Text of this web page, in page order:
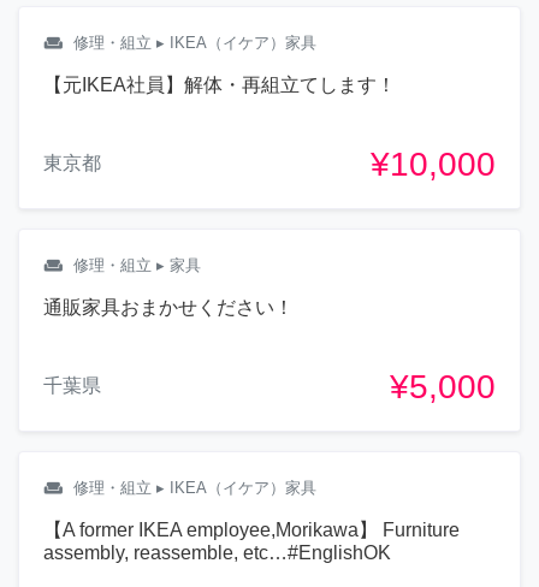
weekend 修理・組立 ▸ IKEA（イケア）家具
【元IKEA社員】解体・再組立てします！
東京都 ¥10,000
weekend 修理・組立 ▸ 家具
通販家具おまかせください！
千葉県 ¥5,000
weekend 修理・組立 ▸ IKEA（イケア）家具
【A former IKEA employee,Morikawa】 Furniture
assembly, reassemble, etc…#EnglishOK